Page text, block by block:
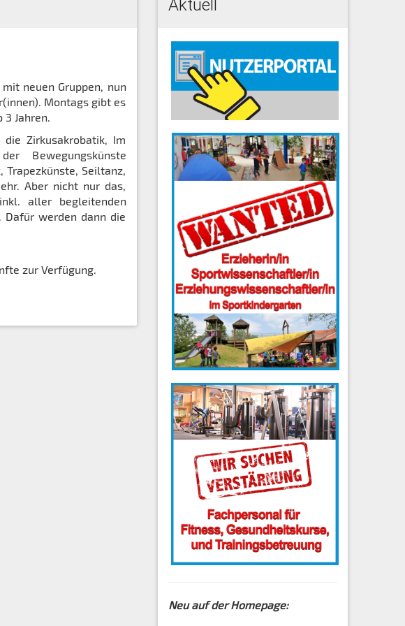
neuen Gruppen, nun
Montags gibt es
Jahren.
Zirkusakrobatik, Im
Bewegungskünste
Seiltanz,
Aber nicht nur das,
aller begleitenden
werden dann die
zur Verfügung.
Aktuell
Neu auf der Homepage: